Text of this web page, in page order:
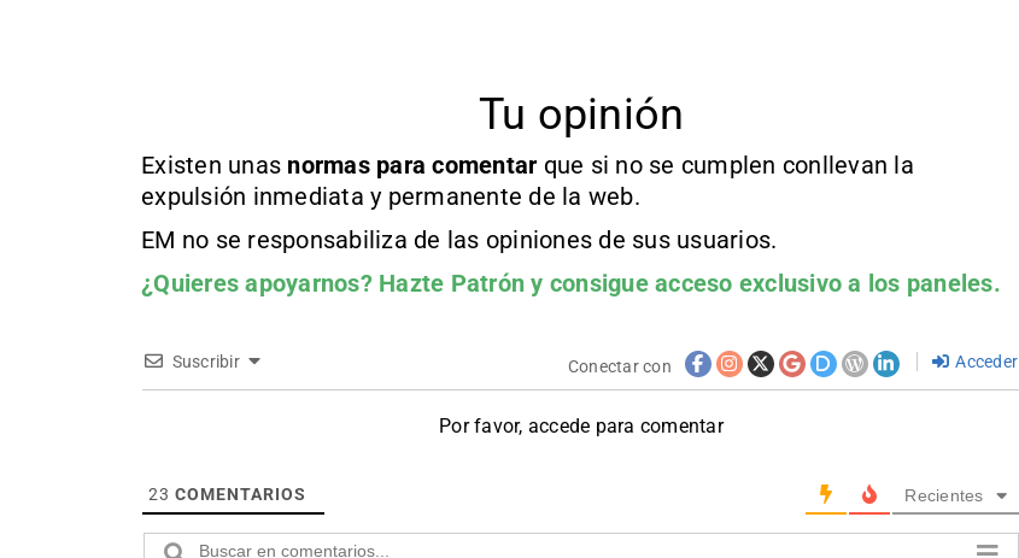
Tu opinión
Existen unas normas para comentar que si no se cumplen conllevan la
expulsión inmediata y permanente de la web.
EM no se responsabiliza de las opiniones de sus usuarios.
¿Quieres apoyarnos? Hazte Patrón y consigue acceso exclusivo a los paneles.
Suscribir Conectar con Acceder
Por favor, accede para comentar
23 COMENTARIOS Recientes